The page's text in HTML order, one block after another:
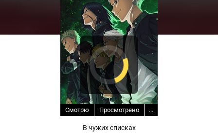
Смотрю Просмотрено ...
В чужих списках